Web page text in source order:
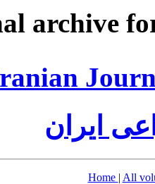
archive
ایران
Home | All